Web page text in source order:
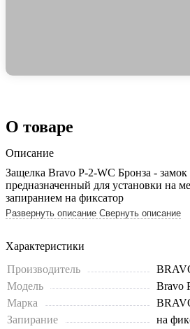
О товаре
Характеристики
Производитель
Модель
Bravo
Марка
Запирание
на
Описание
Защелка Bravo P-2-WC Бронза -
предназначенный для установки на
запиранием на фиксатор
Развернуть описание Свернуть описание